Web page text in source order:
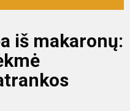
iš makaronų: